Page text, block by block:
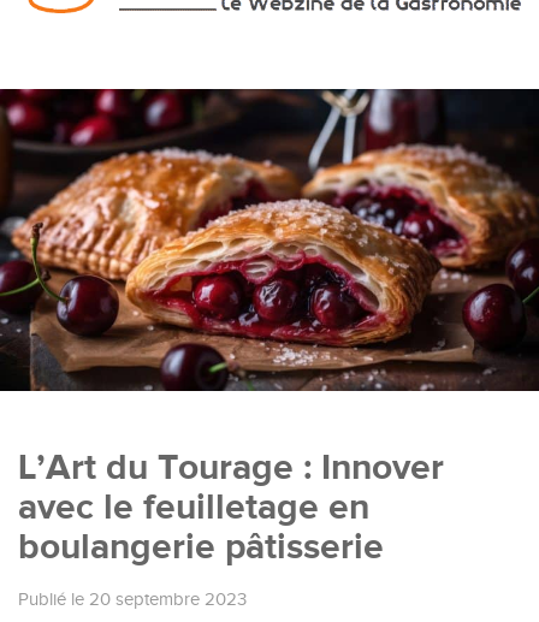
L’Art du Tourage : Innover
avec le feuilletage en
boulangerie pâtisserie
Publié le 20 septembre 2023